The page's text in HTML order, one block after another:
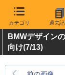
カテゴリ 過去
BMWデザイン
向け(7/13)